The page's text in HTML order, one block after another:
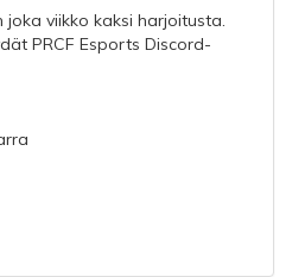
viikko kaksi harjoitusta.
PRCF Esports Discord-